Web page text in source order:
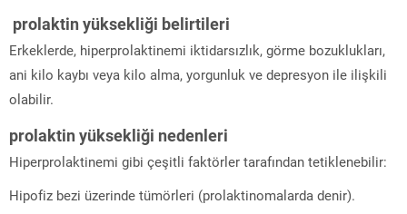
prolaktin yüksekliği belirtileri
Erkeklerde, hiperprolaktinemi iktidarsızlık, görme bozuklukları,
ani kilo kaybı veya kilo alma, yorgunluk ve depresyon ile ilişkili
olabilir.
prolaktin yüksekliği nedenleri
Hiperprolaktinemi gibi çeşitli faktörler tarafından tetiklenebilir:
Hipofiz bezi üzerinde tümörleri (prolaktinomalarda denir).